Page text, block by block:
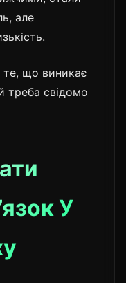
але
що виникає
треба свідомо
У